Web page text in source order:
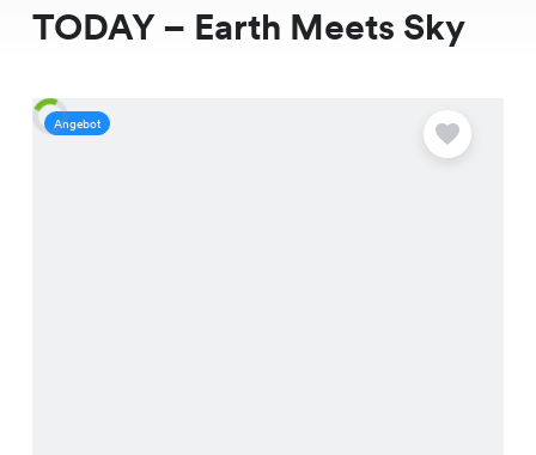
TODAY – Earth Meets Sky
Angebot